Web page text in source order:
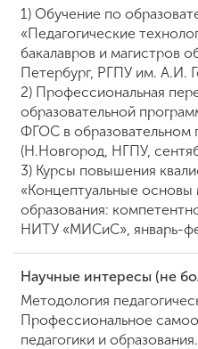
1) Обучение по
«Педагогические
бакалавров и магистров
Петербург, РГПУ им. А.И.
2) Профессиональная
образовательной
ФГОС в образовательном
(Н.Новгород, НГПУ,
3) Курсы повышения
«Концептуальные
образования:
НИТУ «МИСиС», январь-
Научные интересы (не
Методология
Профессиональное
педагогики и